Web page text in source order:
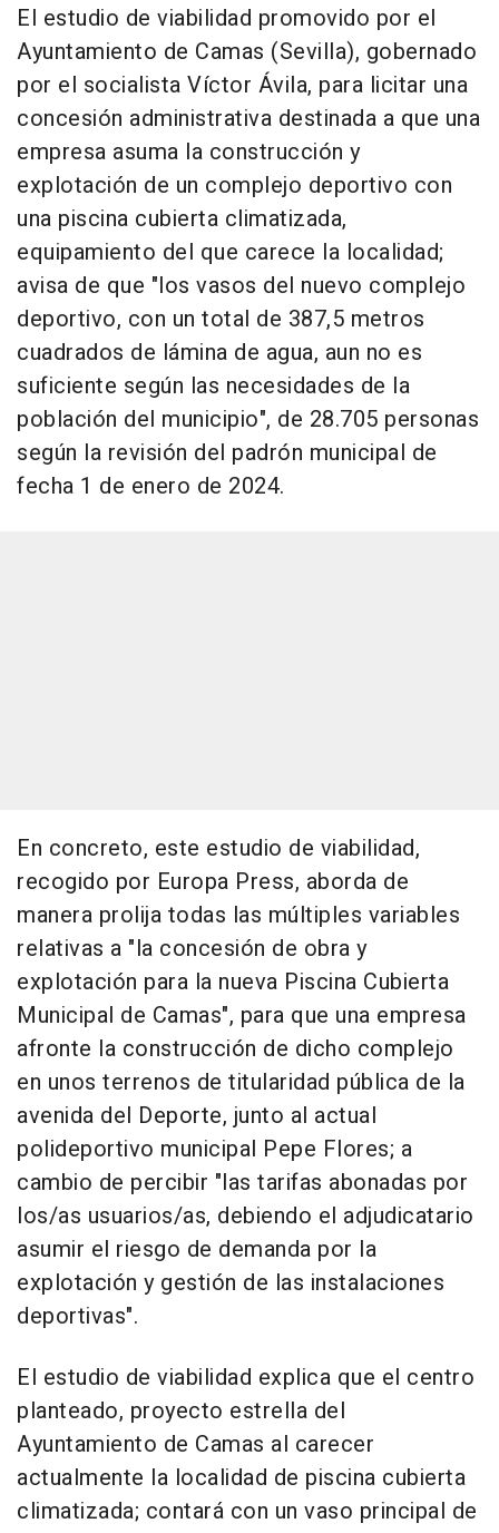
El estudio de viabilidad promovido por el
Ayuntamiento de Camas (Sevilla), gobernado
por el socialista Víctor Ávila, para licitar una
concesión administrativa destinada a que una
empresa asuma la construcción y
explotación de un complejo deportivo con
una piscina cubierta climatizada,
equipamiento del que carece la localidad;
avisa de que "los vasos del nuevo complejo
deportivo, con un total de 387,5 metros
cuadrados de lámina de agua, aun no es
suficiente según las necesidades de la
población del municipio", de 28.705 personas
según la revisión del padrón municipal de
fecha 1 de enero de 2024.
En concreto, este estudio de viabilidad,
recogido por Europa Press, aborda de
manera prolija todas las múltiples variables
relativas a "la concesión de obra y
explotación para la nueva Piscina Cubierta
Municipal de Camas", para que una empresa
afronte la construcción de dicho complejo
en unos terrenos de titularidad pública de la
avenida del Deporte, junto al actual
polideportivo municipal Pepe Flores; a
cambio de percibir "las tarifas abonadas por
los/as usuarios/as, debiendo el adjudicatario
asumir el riesgo de demanda por la
explotación y gestión de las instalaciones
deportivas".
El estudio de viabilidad explica que el centro
planteado, proyecto estrella del
Ayuntamiento de Camas al carecer
actualmente la localidad de piscina cubierta
climatizada; contará con un vaso principal de